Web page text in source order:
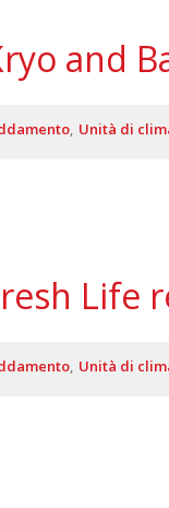
and
Unità di
Life
Unità di